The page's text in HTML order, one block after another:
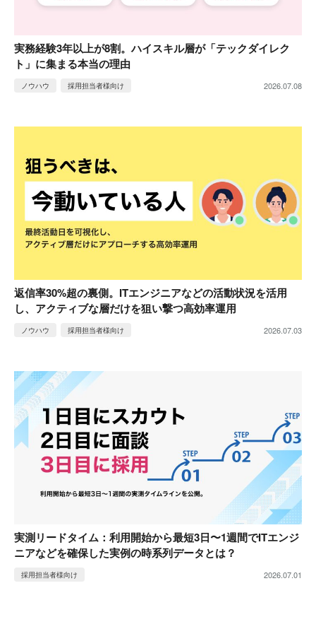
実務経験3年以上が8割。ハイスキル層が「テックダイレク
ト」に集まる本当の理由
ノウハウ 採用担当者様向け 2026.07.08
返信率30%超の裏側。ITエンジニアなどの活動状況を活用
し、アクティブな層だけを狙い撃つ高効率運用
ノウハウ 採用担当者様向け 2026.07.03
実測リードタイム：利用開始から最短3日〜1週間でITエンジ
ニアなどを確保した実例の時系列データとは？
採用担当者様向け 2026.07.01